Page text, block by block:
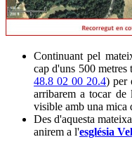
Continuant pel
cap d'uns 500 metres
48.8 02 00 20.4) per
arribarem a tocar de
visible amb una mica
Des d'aquesta
anirem a l'església